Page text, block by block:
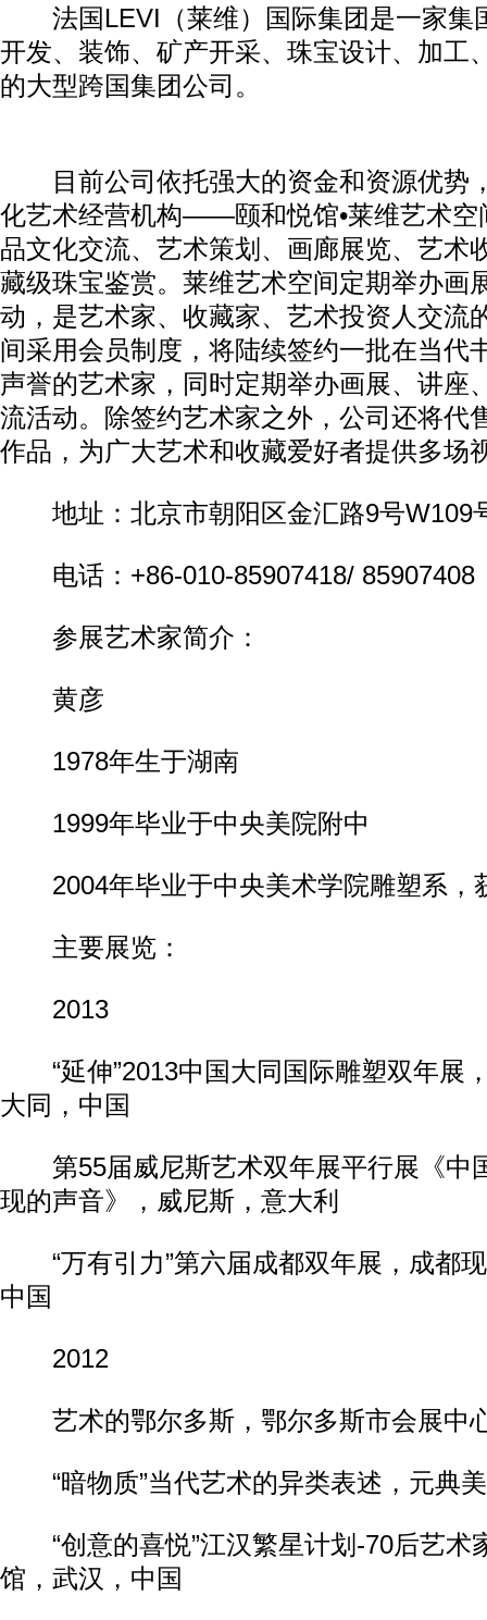
法国LEVI（莱维）国际集团是一家集
开发、装饰、矿产开采、珠宝设计、加工
的大型跨国集团公司。
目前公司依托强大的资金和资源优势
化艺术经营机构——颐和悦馆•莱维艺术空
品文化交流、艺术策划、画廊展览、艺术
藏级珠宝鉴赏。莱维艺术空间定期举办画
动，是艺术家、收藏家、艺术投资人交流
间采用会员制度，将陆续签约一批在当代
声誉的艺术家，同时定期举办画展、讲座
流活动。除签约艺术家之外，公司还将代
作品，为广大艺术和收藏爱好者提供多场
地址：北京市朝阳区金汇路9号W109
电话：+86-010-85907418/ 85907408
参展艺术家简介：
黄彦
1978年生于湖南
1999年毕业于中央美院附中
2004年毕业于中央美术学院雕塑系，
主要展览：
2013
“延伸”2013中国大同国际雕塑双年展
大同，中国
第55届威尼斯艺术双年展平行展《中
现的声音》，威尼斯，意大利
“万有引力”第六届成都双年展，成都
中国
2012
艺术的鄂尔多斯，鄂尔多斯市会展中
“暗物质”当代艺术的异类表述，元典
“创意的喜悦”江汉繁星计划-70后艺术
馆，武汉，中国